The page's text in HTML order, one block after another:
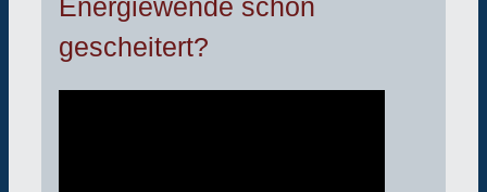
Energiewende schon
gescheitert?